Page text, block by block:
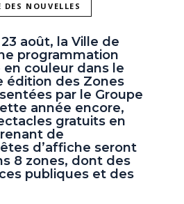
NOUVELLES
août, la Ville de
programmation
couleur dans le
édition des Zones
par le Groupe
année encore,
gratuits en
de
d’affiche seront
8 zones, dont des
publiques et des